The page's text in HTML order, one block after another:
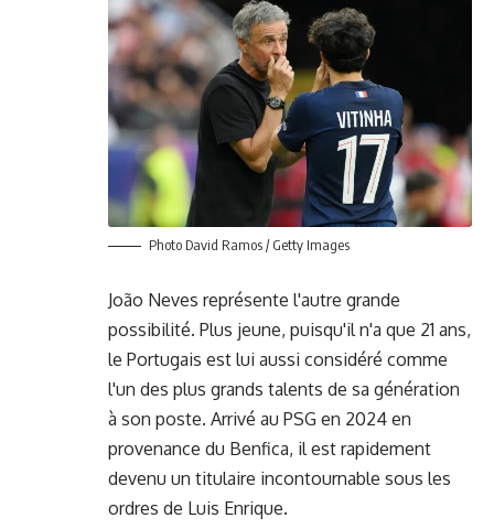
Photo David Ramos / Getty Images
João Neves représente l'autre grande
possibilité. Plus jeune, puisqu'il n'a que 21 ans,
le Portugais est lui aussi considéré comme
l'un des plus grands talents de sa génération
à son poste. Arrivé au PSG en 2024 en
provenance du Benfica, il est rapidement
devenu un titulaire incontournable sous les
ordres de Luis Enrique.